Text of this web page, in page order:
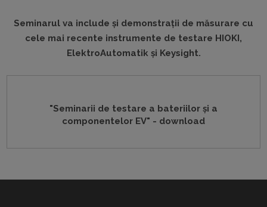
Seminarul va include și demonstrații de măsurare cu
cele mai recente instrumente de testare HIOKI,
ElektroAutomatik și Keysight.
"Seminarii de testare a bateriilor și a
componentelor EV" - download